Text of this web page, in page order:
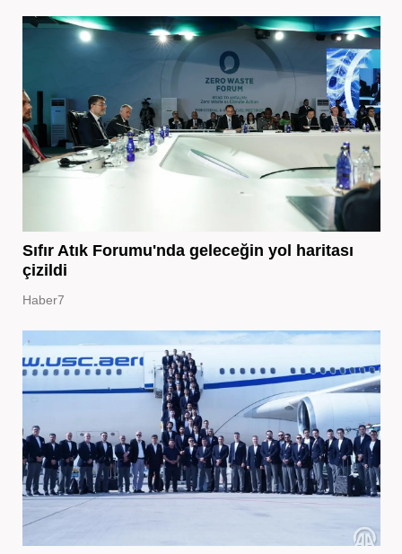
Sıfır Atık Forumu'nda geleceğin yol haritası
çizildi
Haber7